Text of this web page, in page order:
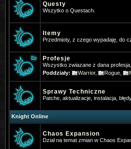
Questy
Wszytko o Questach.
Itemy
Przedmioty, z czego wypadaję, do
Profesje
Wszystko zwiazane z dana
Poddziały:
Warrior, Rogue
Sprawy Techniczne
Patche, aktualizacje, instalacja,
Knight Online
Chaos Expansion
Dział na temat zmian w Chaos